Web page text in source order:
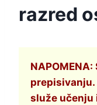
razred
služe učenju